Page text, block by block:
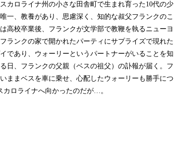
カロライナ州の小さな田舎町で生まれ育った10代の少
一、教養があり、思慮深く、知的な叔父フランクのこ
高校卒業後、フランクが文学部で教鞭を執るニューヨ
ランクの家で開かれたパーティにサプライズで現れた
であり、ウォーリーというパートナーがいることを知
日、フランクの父親（ベスの祖父）の訃報が届く。フ
ままベスを車に乗せ、心配したウォーリーも勝手につ
カロライナへ向かったのだが…。